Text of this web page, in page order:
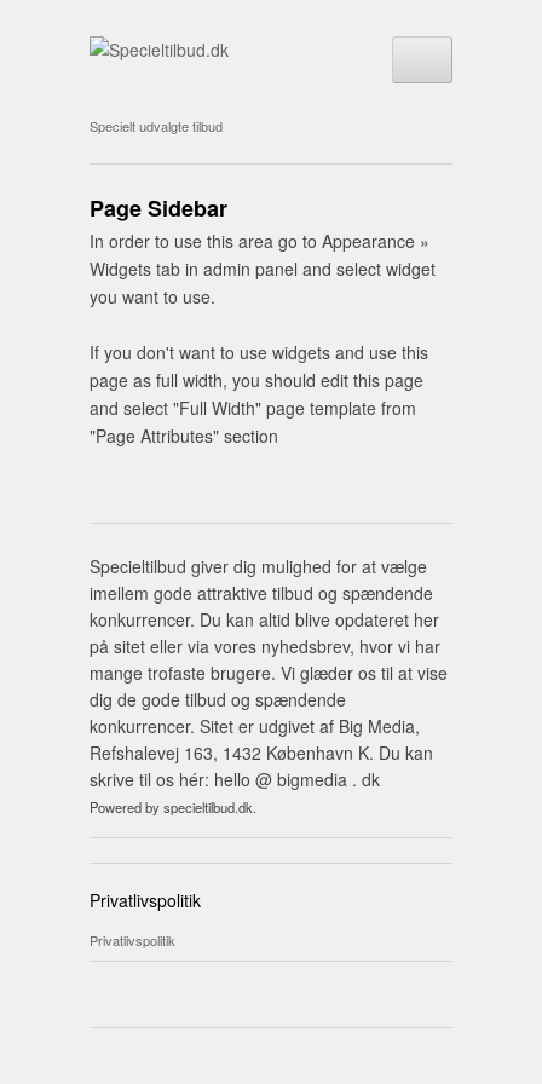
Specielt udvalgte tilbud
Page Sidebar
In order to use this area go to Appearance »
Widgets tab in admin panel and select widget
you want to use.
If you don't want to use widgets and use this
page as full width, you should edit this page
and select "Full Width" page template from
"Page Attributes" section
Specieltilbud giver dig mulighed for at vælge
imellem gode attraktive tilbud og spændende
konkurrencer. Du kan altid blive opdateret her
på sitet eller via vores nyhedsbrev, hvor vi har
mange trofaste brugere. Vi glæder os til at vise
dig de gode tilbud og spændende
konkurrencer. Sitet er udgivet af Big Media,
Refshalevej 163, 1432 København K. Du kan
skrive til os hér: hello @ bigmedia . dk
Powered by specieltilbud.dk.
Privatlivspolitik
Privatlivspolitik